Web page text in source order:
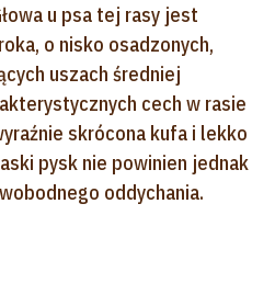
u psa tej rasy jest
o nisko osadzonych,
uszach średniej
cech w rasie
skrócona kufa i lekko
pysk nie powinien jednak
oddychania.